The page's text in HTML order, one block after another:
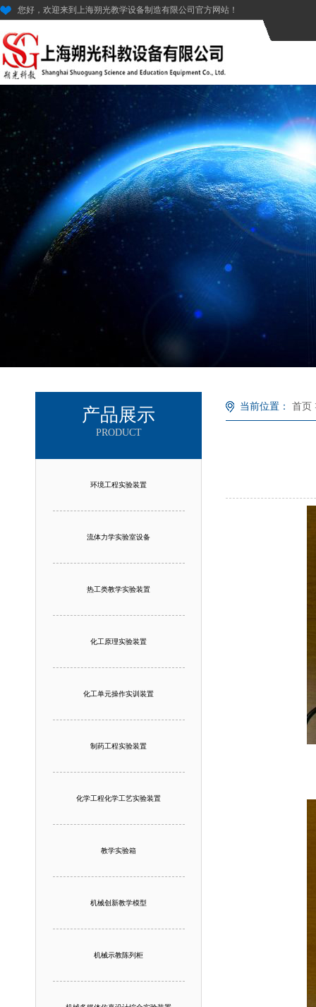
您好，欢迎来到上海朔光教学设备制造有限公司官方网站！
产品展示
PRODUCT
环境工程实验装置
流体力学实验室设备
热工类教学实验装置
化工原理实验装置
化工单元操作实训装置
制药工程实验装置
化学工程化学工艺实验装置
教学实验箱
机械创新教学模型
机械示教陈列柜
当前位置： 首页